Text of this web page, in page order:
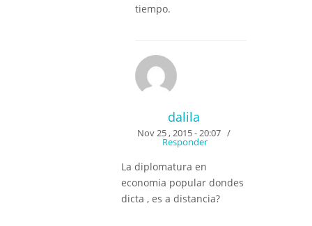
tiempo.
dalila
Nov 25 , 2015 - 20:07 /
Responder
La diplomatura en
economia popular dondes
dicta , es a distancia?